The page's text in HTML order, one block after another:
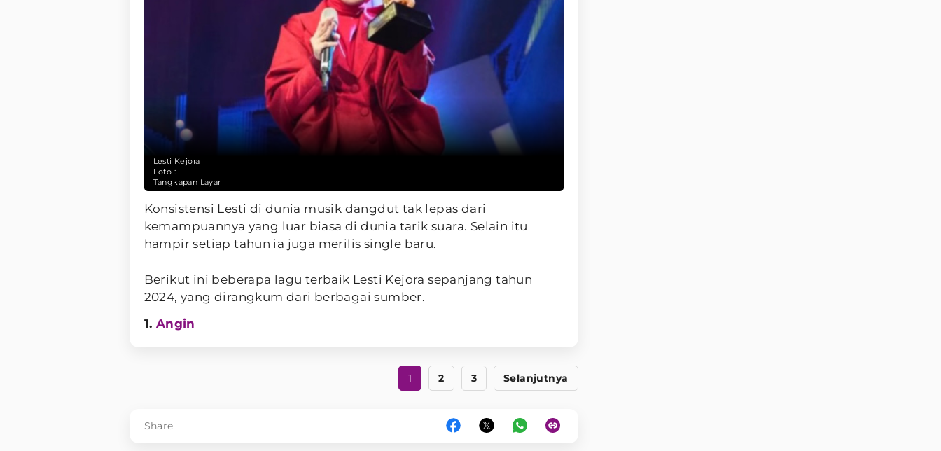
Lesti Kejora
Foto :
Tangkapan Layar
Konsistensi Lesti di dunia musik dangdut tak lepas dari
kemampuannya yang luar biasa di dunia tarik suara. Selain itu
hampir setiap tahun ia juga merilis single baru.
Berikut ini beberapa lagu terbaik Lesti Kejora sepanjang tahun
2024, yang dirangkum dari berbagai sumber.
1. Angin
1 2 3 Selanjutnya
Share